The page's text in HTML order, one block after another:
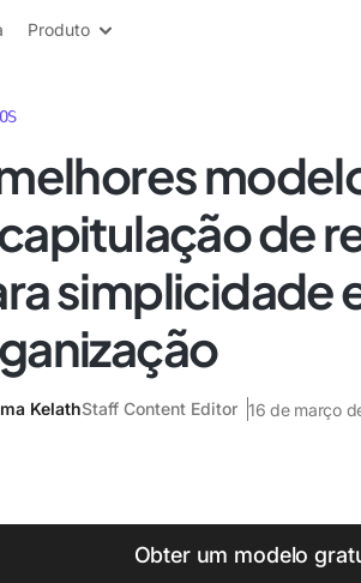
Produto
melhores
de
simplicidade
KelathStaff Content Editor 16 de março
Obter um modelo